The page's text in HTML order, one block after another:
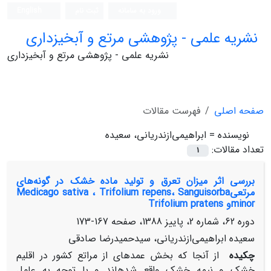
نشریه علمی - پژوهشی مرتع و آبخیزداری
نشریه علمی - پژوهشی مرتع و آبخیزداری
صفحه اصلی
فهرست مقالات
نویسنده = ابراهیمی‌ازندریانی، سعیده
تعداد مقالات:
1
بررسی اثر میزان تعرق و تولید ماده خشک در گونه‌های
مرتعیMedicago sativa ، Trifolium repens، Sanguisorba
minorو Trifolium pratens
دوره 62، شماره 2، پاییز 1388، صفحه
167-173
سعیده ابراهیمی‌ازندریانی، سیدحمیدرضا صادقی
چکیده
از آنجا که بخش عمدهای از مراتع کشور در اقلیم